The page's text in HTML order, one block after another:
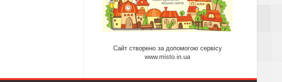
Сайт створено за допомогою сервісу
www.misto.in.ua